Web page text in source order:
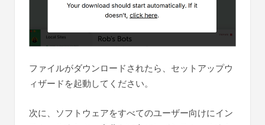
ファイルがダウンロードされたら、セットアップウ
ィザードを起動してください。
次に、ソフトウェアをすべてのユーザー向けにイン